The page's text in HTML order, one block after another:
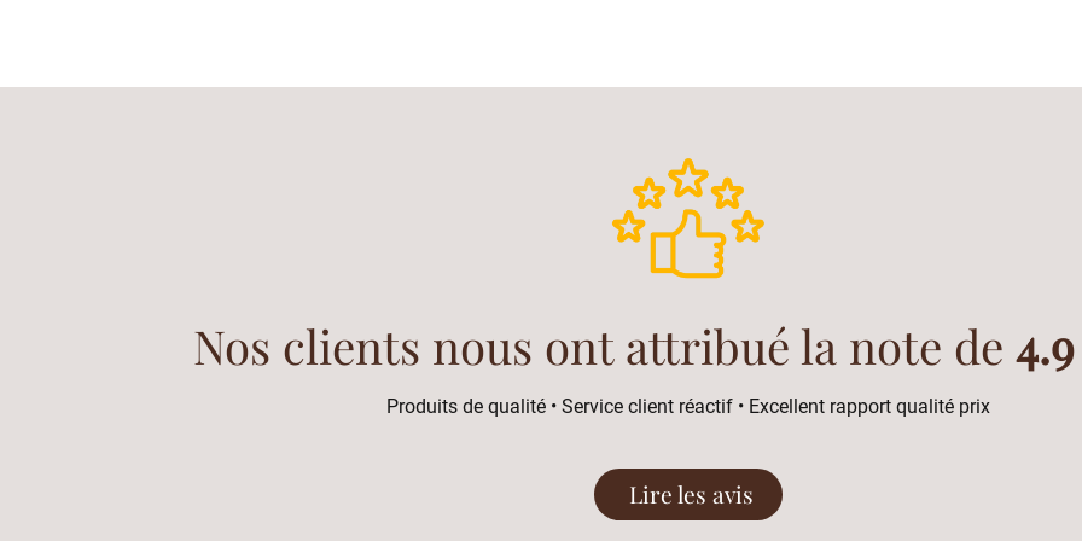
Nos clients nous ont attribué la note de
Produits de qualité • Service client réactif • Excellent rapport qualité prix
Lire les avis